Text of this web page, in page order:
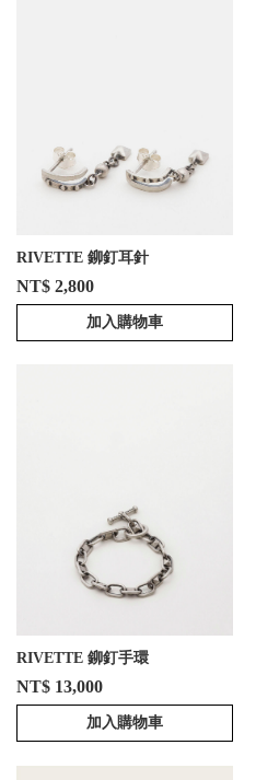
RIVETTE 鉚釘耳針
NT$ 2,800
加入購物車
RIVETTE 鉚釘手環
NT$ 13,000
加入購物車